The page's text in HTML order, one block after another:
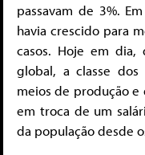
passavam de 3%.
havia crescido para
casos. Hoje em dia,
global, a classe dos
meios de produção
em troca de um
da população desde